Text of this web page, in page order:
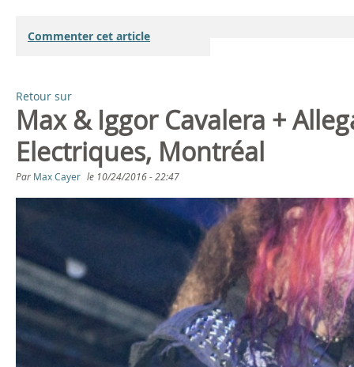
Commenter cet article
Retour sur
Max & Iggor Cavalera +
Electriques, Montréal
Par Max Cayer le 10/24/2016 - 22:47